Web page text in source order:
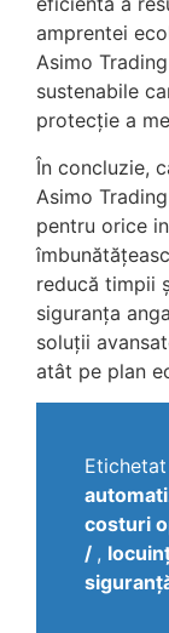
amprentei
Asimo
sustenabile
protecție a
În concluzie,
Asimo
pentru orice
reducă timpii
siguranța
soluții
atât pe plan
Etichetat
costuri
,